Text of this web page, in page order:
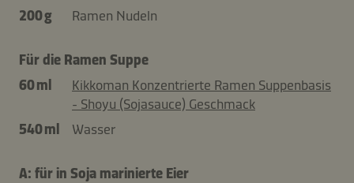
200 g
Ramen Nudeln
Für die Ramen Suppe
60 ml
Kikkoman Konzentrierte Ramen Suppenbasis
- Shoyu (Sojasauce) Geschmack
540 ml
Wasser
A: für in Soja marinierte Eier